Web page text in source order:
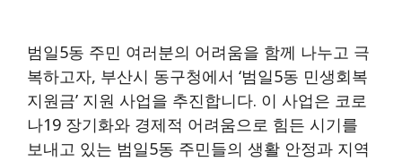
범일5동 주민 여러분의 어려움을 함께 나누고 극
복하고자, 부산시 동구청에서 ‘범일5동 민생회복
지원금’ 지원 사업을 추진합니다. 이 사업은 코로
나19 장기화와 경제적 어려움으로 힘든 시기를
보내고 있는 범일5동 주민들의 생활 안정과 지역